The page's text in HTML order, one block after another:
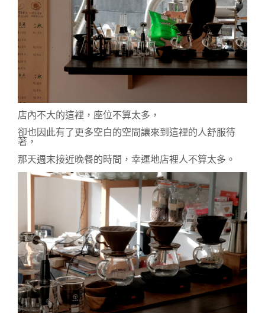
店內不大的這裡，座位不算太多，
卻也因此有了更多空白的空間讓來到這裡的人舒服待
著，
那天週末接近晚餐的時間，幸運地店裡人不算太多。